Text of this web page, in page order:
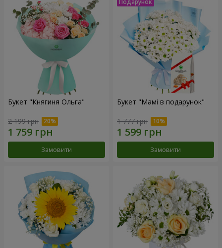
Букет "Княгиня Ольга"
2 199 грн
Замовити
Букет "Мамі в подарунок"
1 777 грн
Замовити